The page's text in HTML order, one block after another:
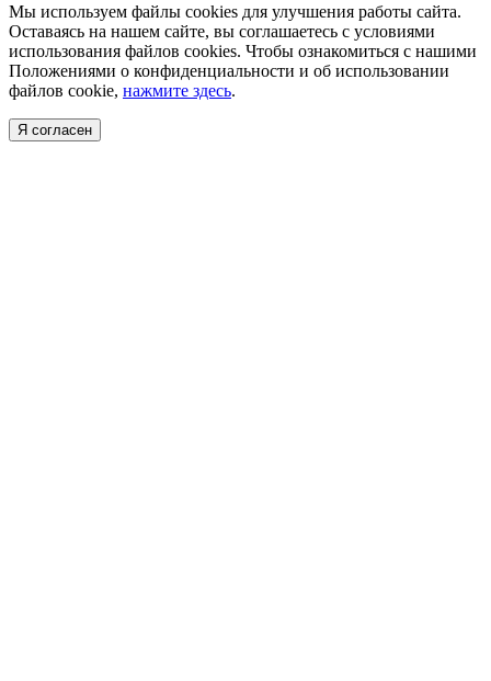
Мы используем файлы cookies для улучшения работы сайта.
Оставаясь на нашем сайте, вы соглашаетесь с условиями
использования файлов cookies. Чтобы ознакомиться с нашими
Положениями о конфиденциальности и об использовании
файлов cookie, нажмите здесь.
Я согласен